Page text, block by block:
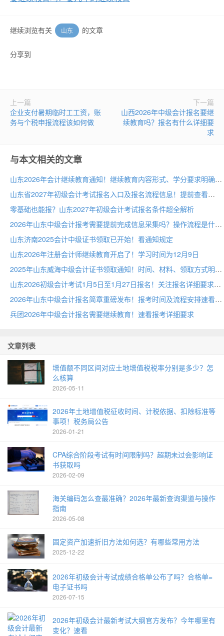
继续浏览有关 山东 的文章
分享到
上一篇
企业支付暑期临时工工资，账
务与个税申报流程该如何做
下一篇
山西2026年中级会计报名要继
续教育吗？报名有什么详细要
求
与本文相关的文章
山东2026年会计继续教育通知！继续教育内容形式、学分要求明确
山东省2027年初级会计考试报名入口及报名流程信息！提前查看
零基础也能报？山东2027年初级会计考试报名条件超全解析
2026年山东中级会计报考需要提前完成信息采集吗？操作流程是什么
山东济南2025会计中级证书领取已开始！看通知规定
山东2026年注册会计师继续教育开启了！学习时间为12月9日
2025年山东威海中级会计证书领取通知！时间、材料、领取方式明确
山东2026初级会计考试1月5日至1月27日报名！关注报名详细要求
2026年山东中级会计报名简章重磅发布！报考时间及流程安排速看
兵团2026年中级会计报名需要继续教育！速看报考详细要求
文章列表
增值额不同区间对应土地增值税税率分别是多少？怎
么核算
2026-05-11
2026年土地增值税征收时间、计税依据、扣除标准等
事项！税务局公告
2026-01-21
CPA综合阶段考试有时间限制吗？超期未过会影响证
书获取吗
2026-02-09
海关编码怎么查最准确？2026年最新查询渠道与操作
指南
2026-05-08
固定资产加速折旧方法如何选？有哪些常用方法
2025-12-22
2026年初级会计考试成绩合格单公布了吗？合格单=
电子证书吗
2026-07-15
2026年初级会计最新考试大纲官方发布？今年哪里有
变化？速看